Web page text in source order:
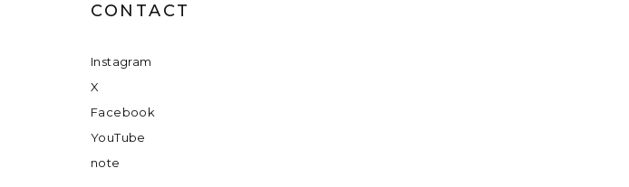
CONTACT
Instagram
X
Facebook
YouTube
note